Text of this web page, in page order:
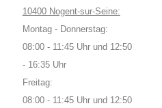
10400 Nogent-sur-Seine:
Montag - Donnerstag:
08:00 - 11:45 Uhr und 12:50
- 16:35 Uhr
Freitag:
08:00 - 11:45 Uhr und 12:50